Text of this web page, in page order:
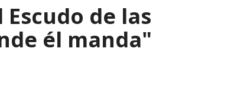
de las
él manda"